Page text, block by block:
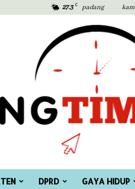
27.3 C padang
DPRD GAYA HIDUP